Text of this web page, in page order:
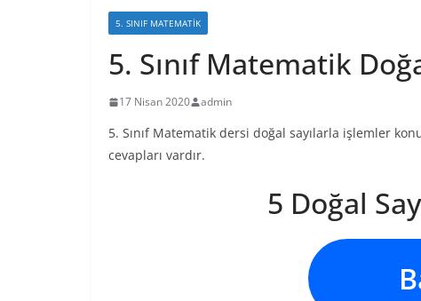
5. SINIF MATEMATIK
5. Sınıf Matematik
17 Nisan 2020 admin
5. Sınıf Matematik dersi doğal sayılarla işlemler
cevapları vardır.
5 Doğal